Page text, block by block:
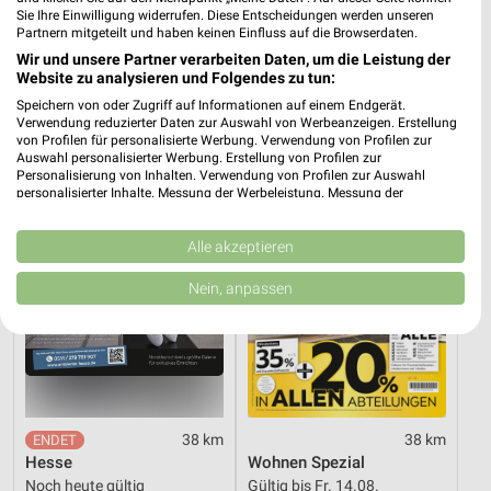
0,4 km
Angebote ab 03.08.
Noch heute gültig
38 km
Dieter Knoll
Gültig bis Fr. 14.08.
XXXLutz
38 km
Hesse
Noch heute gültig
XXXLutz
38 km
Wohnen Spezial
Gültig bis Fr. 14.08.
Sie Ihre Einwilligung widerrufen. Diese Entscheidungen werden unseren
Partnern mitgeteilt und haben keinen Einfluss auf die Browserdaten.
Wir und unsere Partner verarbeiten Daten, um die Leistung der
Website zu analysieren und Folgendes zu tun:
Speichern von oder Zugriff auf Informationen auf einem Endgerät.
Verwendung reduzierter Daten zur Auswahl von Werbeanzeigen. Erstellung
von Profilen für personalisierte Werbung. Verwendung von Profilen zur
Auswahl personalisierter Werbung. Erstellung von Profilen zur
Personalisierung von Inhalten. Verwendung von Profilen zur Auswahl
personalisierter Inhalte. Messung der Werbeleistung. Messung der
Kombinationen von Daten aus verschiedenen Quellen. Entwicklung und
Verbesserung der Angebote. Verwendung reduzierter Daten zur Auswahl
von Inhalten.
Daten können außerhalb der Europäischen Union weitergegeben und in die
USA gesendet werden.
Website/App.
Partnerliste anzeigen (1 IAB-Anbieter)
Wir nutzen Ihre Daten für folgende Zwecke:
Speichern von oder Zugriff auf Informationen
auf einem Endgerät
Alle akzeptieren
Nein, anpassen